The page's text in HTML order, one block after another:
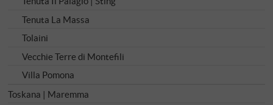
Tenuta La Massa
Tolaini
Vecchie Terre di Montefili
Villa Pomona
Toskana | Maremma